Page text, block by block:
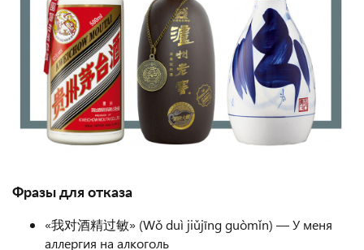
Фразы для отказа
«我对酒精过敏» (Wǒ duì jiǔjīng guòmǐn) — У меня
аллергия на алкоголь